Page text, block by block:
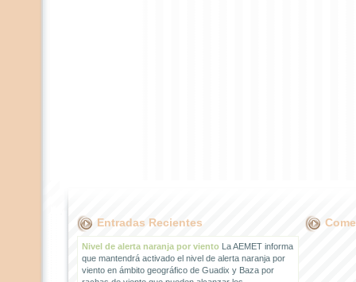
Entradas Recientes
Nivel de alerta naranja por vientoLa AEMET informa
que mantendrá activado el nivel de alerta naranja por
viento en ámbito geográfico de Guadix y Baza por